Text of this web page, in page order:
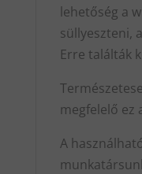
lehetőség a
süllyeszteni,
Erre találták
megfelelő ez
A